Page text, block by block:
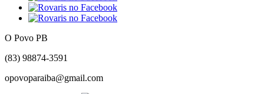
O Povo PB
(83) 98874-3591
opovoparaiba@gmail.com